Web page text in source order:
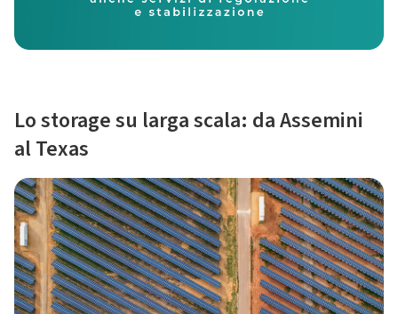
Lo storage su larga scala: da Assemini
al Texas